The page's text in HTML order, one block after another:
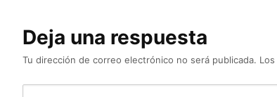
Deja una respuesta
Tu dirección de correo electrónico no será publicada.